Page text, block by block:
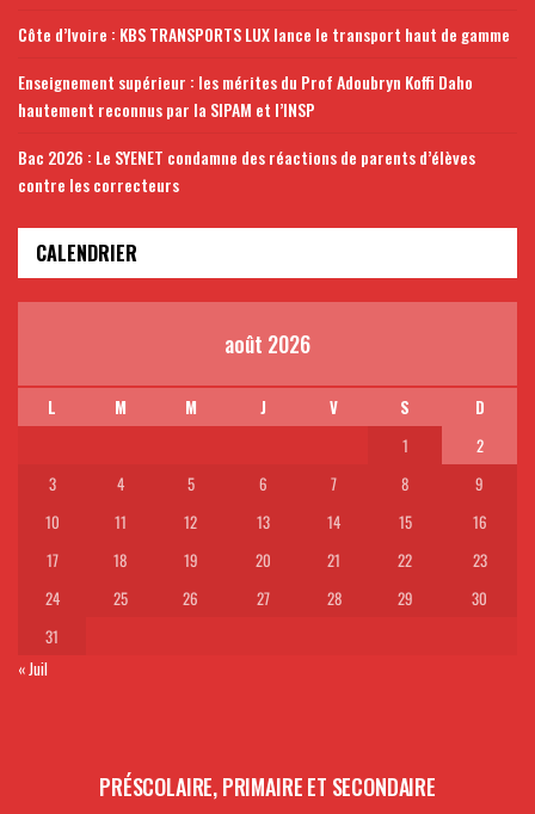
Côte d’Ivoire : KBS TRANSPORTS LUX lance le transport haut de gamme
Enseignement supérieur : les mérites du Prof Adoubryn Koffi Daho
hautement reconnus par la SIPAM et l’INSP
Bac 2026 : Le SYENET condamne des réactions de parents d’élèves
contre les correcteurs
CALENDRIER
août 2026
L M M J V S
D
1
2
3
4 5 6 7 8
9
10
11 12 13 14 15
16
17
18 19 20 21 22
23
24
25 26 27 28 29
30
31
« Juil
PRÉSCOLAIRE, PRIMAIRE ET SECONDAIRE